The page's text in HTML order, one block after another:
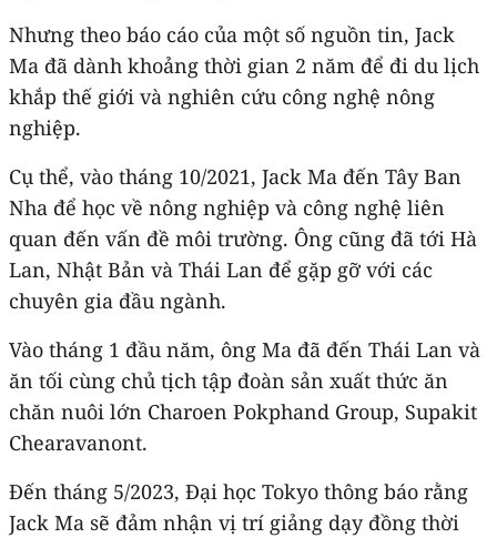
Nhưng theo báo cáo của một số nguồn tin, Jack
Ma đã dành khoảng thời gian 2 năm để đi du lịch
khắp thế giới và nghiên cứu công nghệ nông
nghiệp.
Cụ thể, vào tháng 10/2021, Jack Ma đến Tây Ban
Nha để học về nông nghiệp và công nghệ liên
quan đến vấn đề môi trường. Ông cũng đã tới Hà
Lan, Nhật Bản và Thái Lan để gặp gỡ với các
chuyên gia đầu ngành.
Vào tháng 1 đầu năm, ông Ma đã đến Thái Lan và
ăn tối cùng chủ tịch tập đoàn sản xuất thức ăn
chăn nuôi lớn Charoen Pokphand Group, Supakit
Chearavanont.
Đến tháng 5/2023, Đại học Tokyo thông báo rằng
Jack Ma sẽ đảm nhận vị trí giảng dạy đồng thời